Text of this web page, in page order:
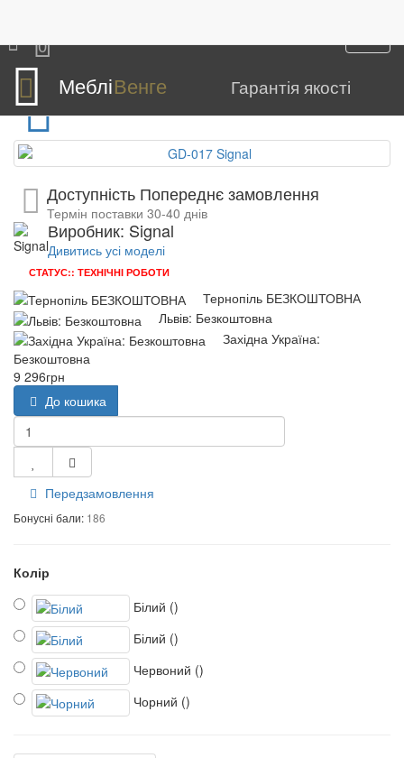
0
МебліВенге Гарантія якості
Доступність Попереднє замовлення
Термін поставки 30-40 днів
Виробник: Signal
Дивитись усі моделі
СТАТУС:: ТЕХНІЧНІ РОБОТИ
Тернопіль БЕЗКОШТОВНА
Львів: Безкоштовна
Західна Україна:
Безкоштовна
9 296грн
До кошика
Передзамовлення
Бонусні бали: 186
Колір
Білий ()
Білий ()
Червоний ()
Чорний ()